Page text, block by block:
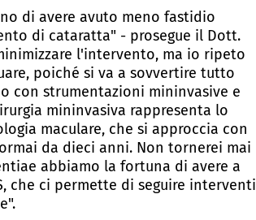
di avere avuto meno fastidio
di cataratta" - prosegue il Dott.
l'intervento, ma io ripeto
poiché si va a sovvertire tutto
con strumentazioni mininvasive e
mininvasiva rappresenta lo
maculare, che si approccia con
da dieci anni. Non tornerei mai
abbiamo la fortuna di avere a
che ci permette di seguire interventi